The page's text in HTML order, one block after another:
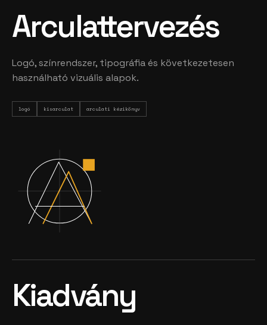
Arculattervezés
Logó, színrendszer, tipográfia és következetesen
használható vizuális alapok.
logó kisarculat arculati kézikönyv
Kiadvány